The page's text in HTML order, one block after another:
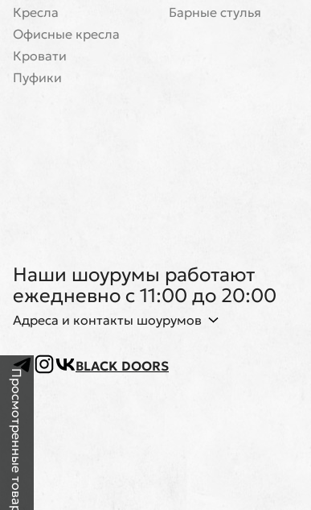
Кресла
Офисные кресла
Кровати
Пуфики
Барные стулья
Наши шоурумы работают
ежедневно с 11:00 до 20:00
Адреса и контакты шоурумов
BLACK DOORS
Просмотренные товары